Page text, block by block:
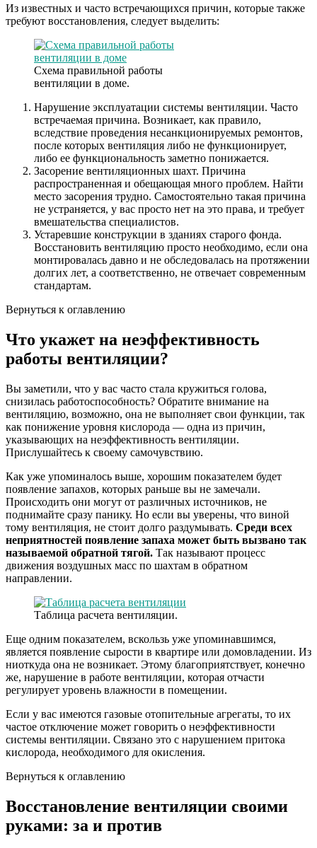
Из известных и часто встречающихся причин, которые также
требуют восстановления, следует выделить:
Схема правильной работы
вентиляции в доме.
Нарушение эксплуатации системы вентиляции. Часто
встречаемая причина. Возникает, как правило,
вследствие проведения несанкционируемых ремонтов,
после которых вентиляция либо не функционирует,
либо ее функциональность заметно понижается.
Засорение вентиляционных шахт. Причина
распространенная и обещающая много проблем. Найти
место засорения трудно. Самостоятельно такая причина
не устраняется, у вас просто нет на это права, и требует
вмешательства специалистов.
Устаревшие конструкции в зданиях старого фонда.
Восстановить вентиляцию просто необходимо, если она
монтировалась давно и не обследовалась на протяжении
долгих лет, а соответственно, не отвечает современным
стандартам.
Вернуться к оглавлению
Что укажет на неэффективность
работы вентиляции?
Вы заметили, что у вас часто стала кружиться голова,
снизилась работоспособность? Обратите внимание на
вентиляцию, возможно, она не выполняет свои функции, так
как понижение уровня кислорода — одна из причин,
указывающих на неэффективность вентиляции.
Прислушайтесь к своему самочувствию.
Как уже упоминалось выше, хорошим показателем будет
появление запахов, которых раньше вы не замечали.
Происходить они могут от различных источников, не
поднимайте сразу панику. Но если вы уверены, что виной
тому вентиляция, не стоит долго раздумывать. Среди всех
неприятностей появление запаха может быть вызвано так
называемой обратной тягой. Так называют процесс
движения воздушных масс по шахтам в обратном
направлении.
Таблица расчета вентиляции.
Еще одним показателем, вскользь уже упоминавшимся,
является появление сырости в квартире или домовладении. Из
ниоткуда она не возникает. Этому благоприятствует, конечно
же, нарушение в работе вентиляции, которая отчасти
регулирует уровень влажности в помещении.
Если у вас имеются газовые отопительные агрегаты, то их
частое отключение может говорить о неэффективности
системы вентиляции. Связано это с нарушением притока
кислорода, необходимого для окисления.
Вернуться к оглавлению
Восстановление вентиляции своими
руками: за и против